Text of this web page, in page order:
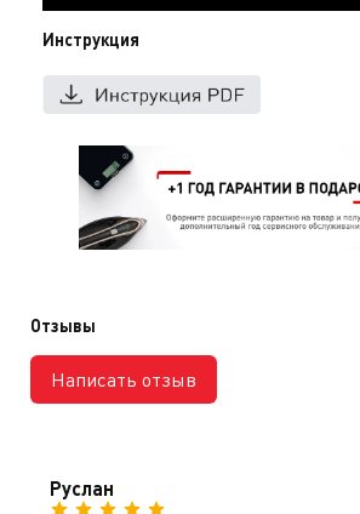
Инструкция
Отзывы
Написать отзыв
Руслан